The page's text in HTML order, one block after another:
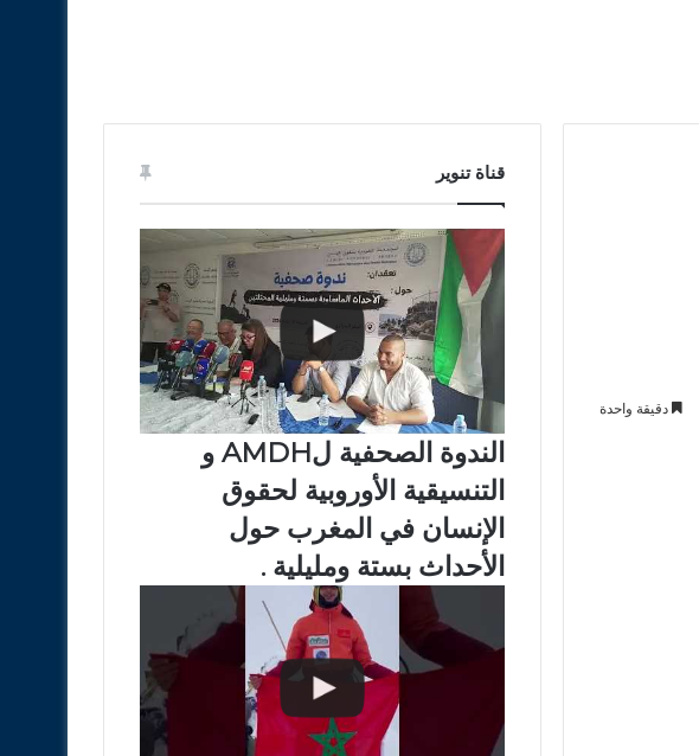
دقيقة واحدة
قناة تنوير
الندوة الصحفية لAMDH و
التنسيقية الأوروبية لحقوق
الإنسان في المغرب حول
الأحداث بستة ومليلية .